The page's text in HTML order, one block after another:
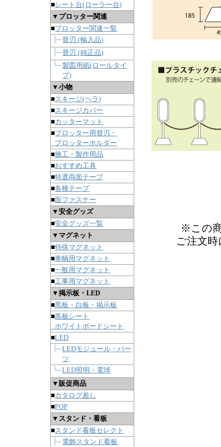
■シート台(ローラー台)
▼プロッター関連
■プロッター関連一覧
替刃 (輸入品)
替刃 (純正品)
製図用紙(ロールタイ
プ)
▼小物
■スキージ(ヘラ)
■スキージカバー
■カッターマット
■プロッター用替刃・
プロッターホルダー
■施工・製作用品
■おすすめ工具
■特選両面テープ
■各種テープ
■面ファスナー
▼安全グッズ
■安全グッズ一覧
▼マグネット
■特殊マグネット
■車輌用マグネット
■一般用マグネット
■工事用マグネット
▼掲示板・LED
■黒板・白板・掲示板
■黒板シート
ホワイトボードシート
■LED
LEDモジュール・パー
ツ
LED照明・電球
▼販促商品
■カタログ差し
■POP
▼スタンド・看板
■スタンド看板セレクト
電飾スタンド看板
※この
ご注文